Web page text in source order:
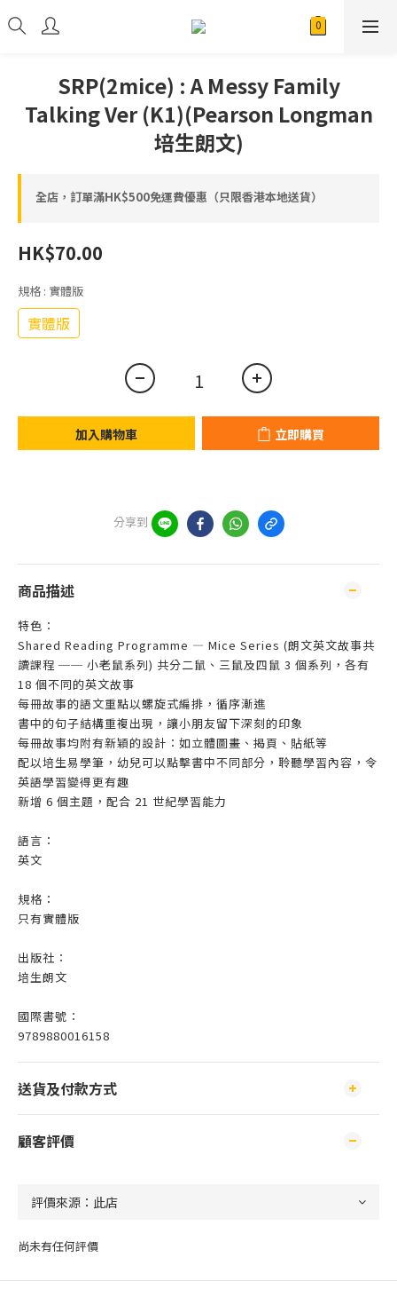
SRP(2mice) : A Messy Family
Talking Ver (K1)(Pearson Longman
培生朗文)
全店，訂單滿HK$500免運費優惠（只限香港本地送貨）
HK$70.00
規格 : 實體版
實體版
加入購物車 立即購買
分享到
商品描述
特色：
Shared Reading Programme — Mice Series (朗文英文故事共
讀課程 ── 小老鼠系列) 共分二鼠、三鼠及四鼠 3 個系列，各有
18 個不同的英文故事
每冊故事的語文重點以螺旋式編排，循序漸進
書中的句子結構重複出現，讓小朋友留下深刻的印象
每冊故事均附有新穎的設計：如立體圖畫、揭頁、貼紙等
配以培生易學筆，幼兒可以點擊書中不同部分，聆聽學習內容，令
英語學習變得更有趣
新增 6 個主題，配合 21 世紀學習能力
語言：
英文
規格：
只有實體版
出版社：
培生朗文
國際書號：
9789880016158
送貨及付款方式
顧客評價
尚未有任何評價